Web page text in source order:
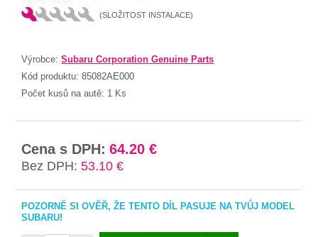
(SLOŽITOST INSTALACE)
Výrobce:Subaru Corporation Genuine Parts
Kód produktu:85082AE000
Počet kusů na autě: 1 Ks
Cena s DPH: 64.20 €
Bez DPH: 53.10 €
POZORNĚ SI OVĚŘ, ŽE TENTO DÍL PASUJE NA TVŮJ MODEL
SUBARU!